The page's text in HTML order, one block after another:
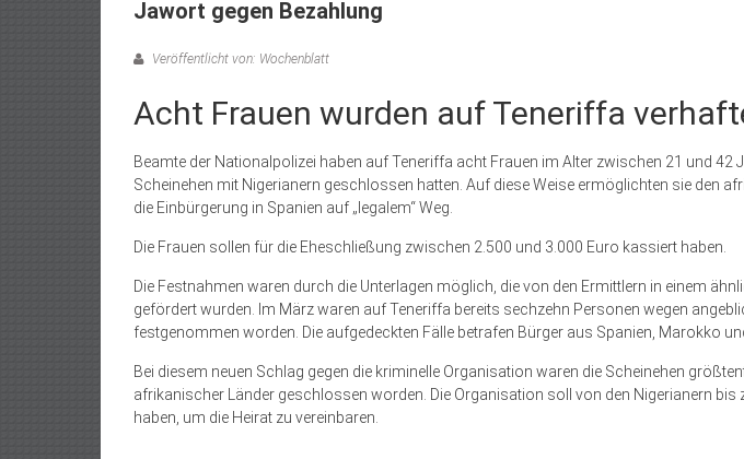
Jawort gegen Bezahlung
Veröffentlicht von: Wochenblatt
Acht Frauen wurden auf Teneriffa
Beamte der Nationalpolizei haben auf Teneriffa acht Frauen im Alter zwischen 21 und 42
Scheinehen mit Nigerianern geschlossen hatten. Auf diese Weise ermöglichten sie den
die Einbürgerung in Spanien auf „legalem“ Weg.
Die Frauen sollen für die Eheschlie­ßung zwischen 2.500 und 3.000 Euro kassiert haben.
Die Festnahmen waren durch die Unterlagen möglich, die von den Ermittlern in einem
gefördert wurden. Im März waren auf Teneriffa bereits sechzehn Personen wegen
festgenommen worden. Die aufgedeckten Fälle betrafen Bürger aus Spanien, Marokko
Bei diesem neuen Schlag gegen die kriminelle Organisation waren die Scheinehen
afrikanischer Länder geschlossen worden. Die Organisation soll von den Nigerianern bis
haben, um die Heirat zu vereinbaren.